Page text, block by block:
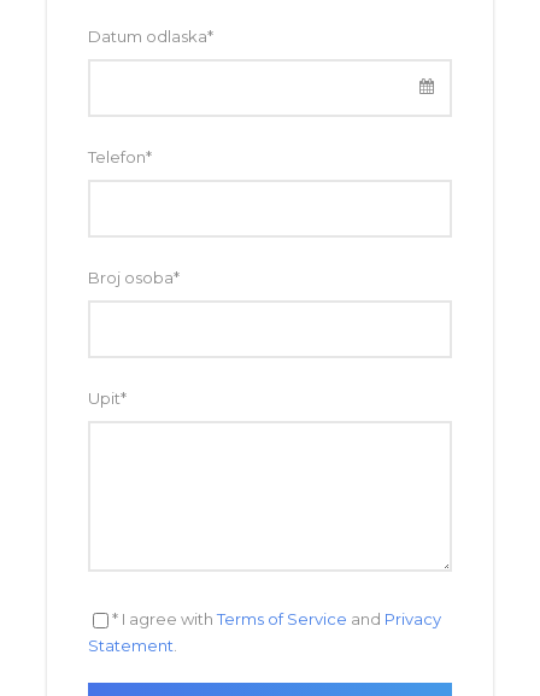
Datum odlaska*
Telefon*
Broj osoba*
Upit*
* I agree withTerms of Service and Privacy
Statement